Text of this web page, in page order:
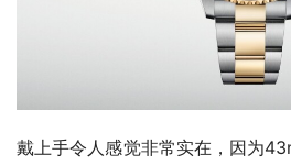
戴上手令人感觉非常实在，因为